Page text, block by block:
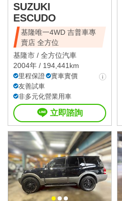
SUZUKI
ESCUDO
基隆唯一4WD 吉普車專
賣店 全方位
基隆市 / 全方位汽車
2004年 / 194,441km
里程保證
實車實價
友善試車
非多元化營業用車
立即諮詢